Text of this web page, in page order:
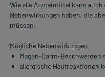
Wie alle Arzneimittel kann
Nebenwirkungen haben, die
müssen.
Mögliche Nebenwirkungen
Magen-Darm-Beschwerden
allergische Hautreaktionen